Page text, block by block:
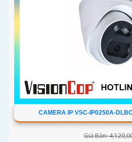
CAMERA IP VSC-IP0250A-
Giá Bán: